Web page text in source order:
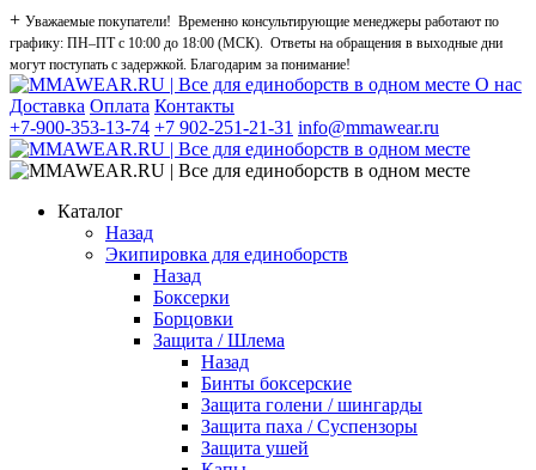
+ Уважаемые покупатели! Временно консультирующие менеджеры работают по
графику: ПН–ПТ с 10:00 до 18:00 (МСК). Ответы на обращения в выходные дни
могут поступать с задержкой. Благодарим за понимание!
О нас
Доставка Оплата Контакты
+7-900-353-13-74 +7 902-251-21-31 info@mmawear.ru
Каталог
Назад
Экипировка для единоборств
Назад
Боксерки
Борцовки
Защита / Шлема
Назад
Бинты боксерские
Защита голени / шингарды
Защита паха / Суспензоры
Защита ушей